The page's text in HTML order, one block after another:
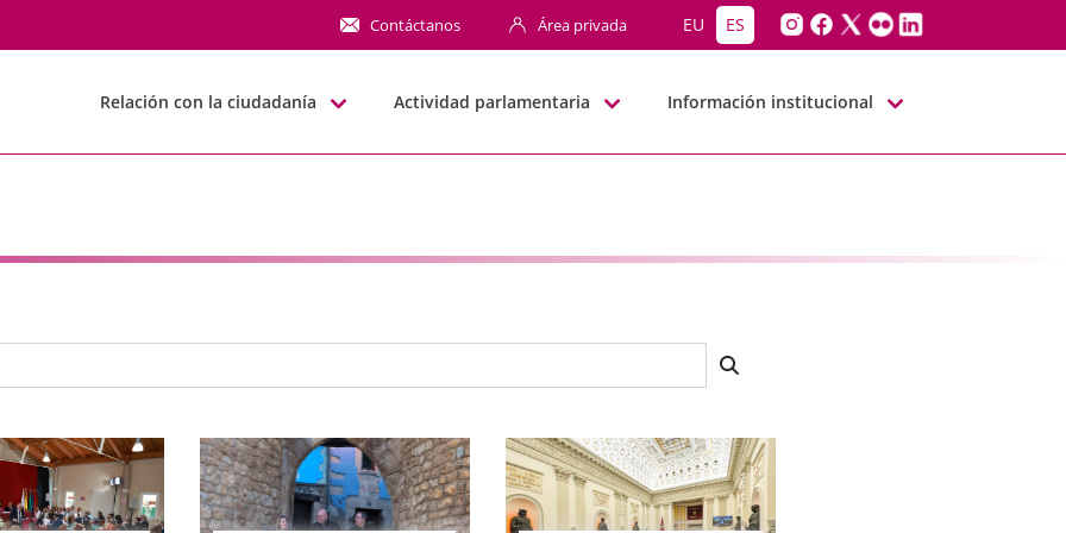
Contáctanos Área privada EU ES
Relación con la ciudadanía Actividad parlamentaria Información institucional
búsqueda